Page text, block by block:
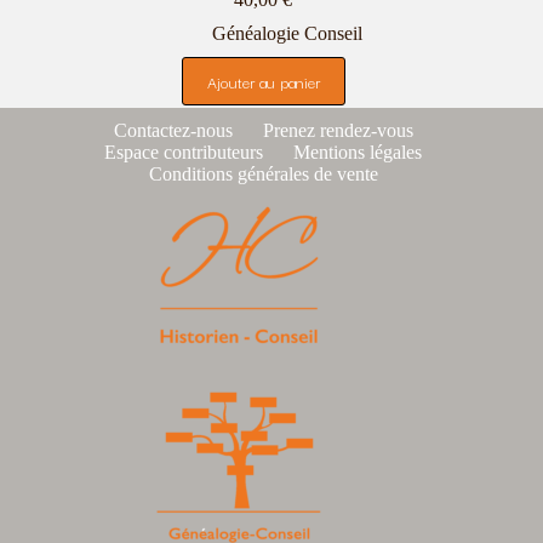
Généalogie Conseil
Ajouter au panier
Contactez-nous
Prenez rendez-vous
Espace contributeurs
Mentions légales
Conditions générales de vente